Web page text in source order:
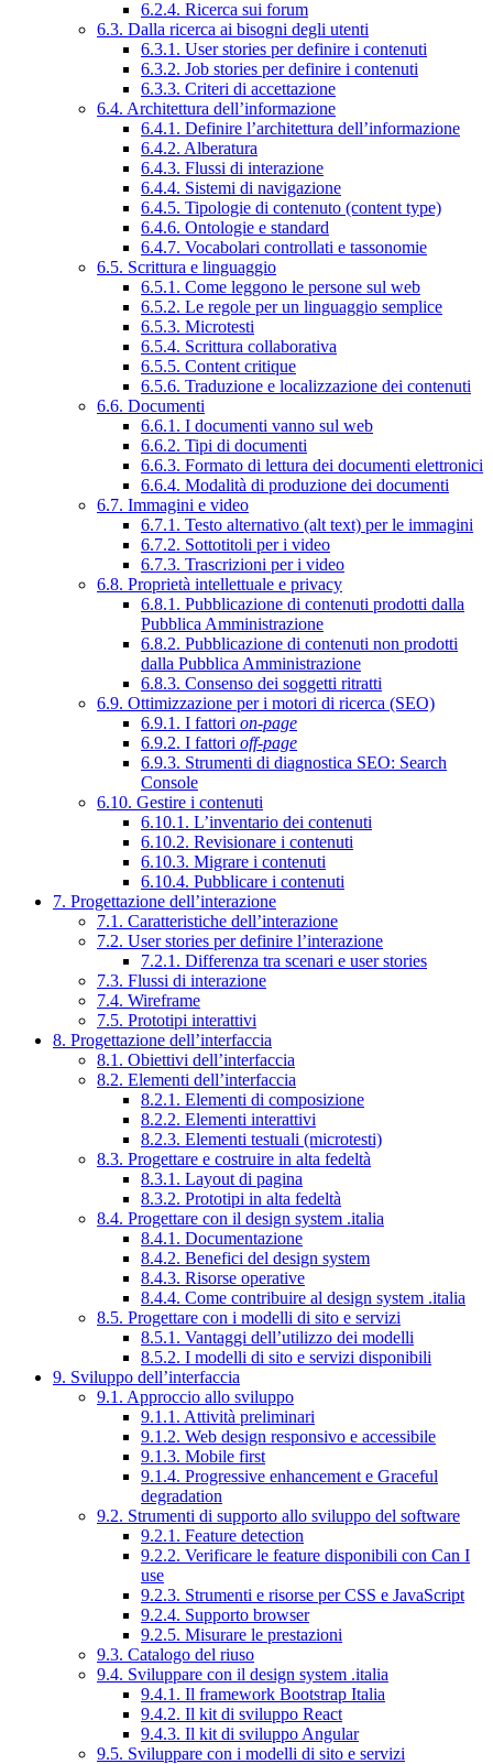
6.2.4. Ricerca sui forum
6.3. Dalla ricerca ai bisogni degli utenti
6.3.1. User stories per definire i contenuti
6.3.2. Job stories per definire i contenuti
6.3.3. Criteri di accettazione
6.4. Architettura dell’informazione
6.4.1. Definire l’architettura dell’informazione
6.4.2. Alberatura
6.4.3. Flussi di interazione
6.4.4. Sistemi di navigazione
6.4.5. Tipologie di contenuto (content type)
6.4.6. Ontologie e standard
6.4.7. Vocabolari controllati e tassonomie
6.5. Scrittura e linguaggio
6.5.1. Come leggono le persone sul web
6.5.2. Le regole per un linguaggio semplice
6.5.3. Microtesti
6.5.4. Scrittura collaborativa
6.5.5. Content critique
6.5.6. Traduzione e localizzazione dei contenuti
6.6. Documenti
6.6.1. I documenti vanno sul web
6.6.2. Tipi di documenti
6.6.3. Formato di lettura dei documenti elettronici
6.6.4. Modalità di produzione dei documenti
6.7. Immagini e video
6.7.1. Testo alternativo (alt text) per le immagini
6.7.2. Sottotitoli per i video
6.7.3. Trascrizioni per i video
6.8. Proprietà intellettuale e privacy
6.8.1. Pubblicazione di contenuti prodotti dalla
Pubblica Amministrazione
6.8.2. Pubblicazione di contenuti non prodotti
dalla Pubblica Amministrazione
6.8.3. Consenso dei soggetti ritratti
6.9. Ottimizzazione per i motori di ricerca (SEO)
6.9.1. I fattori on-page
6.9.2. I fattori off-page
6.9.3. Strumenti di diagnostica SEO: Search
Console
6.10. Gestire i contenuti
6.10.1. L’inventario dei contenuti
6.10.2. Revisionare i contenuti
6.10.3. Migrare i contenuti
6.10.4. Pubblicare i contenuti
7. Progettazione dell’interazione
7.1. Caratteristiche dell’interazione
7.2. User stories per definire l’interazione
7.2.1. Differenza tra scenari e user stories
7.3. Flussi di interazione
7.4. Wireframe
7.5. Prototipi interattivi
8. Progettazione dell’interfaccia
8.1. Obiettivi dell’interfaccia
8.2. Elementi dell’interfaccia
8.2.1. Elementi di composizione
8.2.2. Elementi interattivi
8.2.3. Elementi testuali (microtesti)
8.3. Progettare e costruire in alta fedeltà
8.3.1. Layout di pagina
8.3.2. Prototipi in alta fedeltà
8.4. Progettare con il design system .italia
8.4.1. Documentazione
8.4.2. Benefici del design system
8.4.3. Risorse operative
8.4.4. Come contribuire al design system .italia
8.5. Progettare con i modelli di sito e servizi
8.5.1. Vantaggi dell’utilizzo dei modelli
8.5.2. I modelli di sito e servizi disponibili
9. Sviluppo dell’interfaccia
9.1. Approccio allo sviluppo
9.1.1. Attività preliminari
9.1.2. Web design responsivo e accessibile
9.1.3. Mobile first
9.1.4. Progressive enhancement e Graceful
degradation
9.2. Strumenti di supporto allo sviluppo del software
9.2.1. Feature detection
9.2.2. Verificare le feature disponibili con Can I
use
9.2.3. Strumenti e risorse per CSS e JavaScript
9.2.4. Supporto browser
9.2.5. Misurare le prestazioni
9.3. Catalogo del riuso
9.4. Sviluppare con il design system .italia
9.4.1. Il framework Bootstrap Italia
9.4.2. Il kit di sviluppo React
9.4.3. Il kit di sviluppo Angular
9.5. Sviluppare con i modelli di sito e servizi